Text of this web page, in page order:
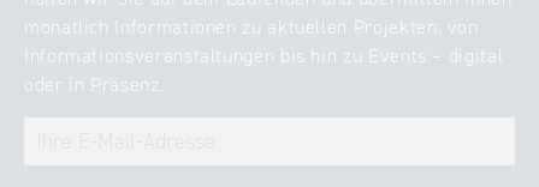
monatlich Informationen zu aktuellen Projekten: von
Informationsveranstaltungen bis hin zu Events – digital
oder in Präsenz.